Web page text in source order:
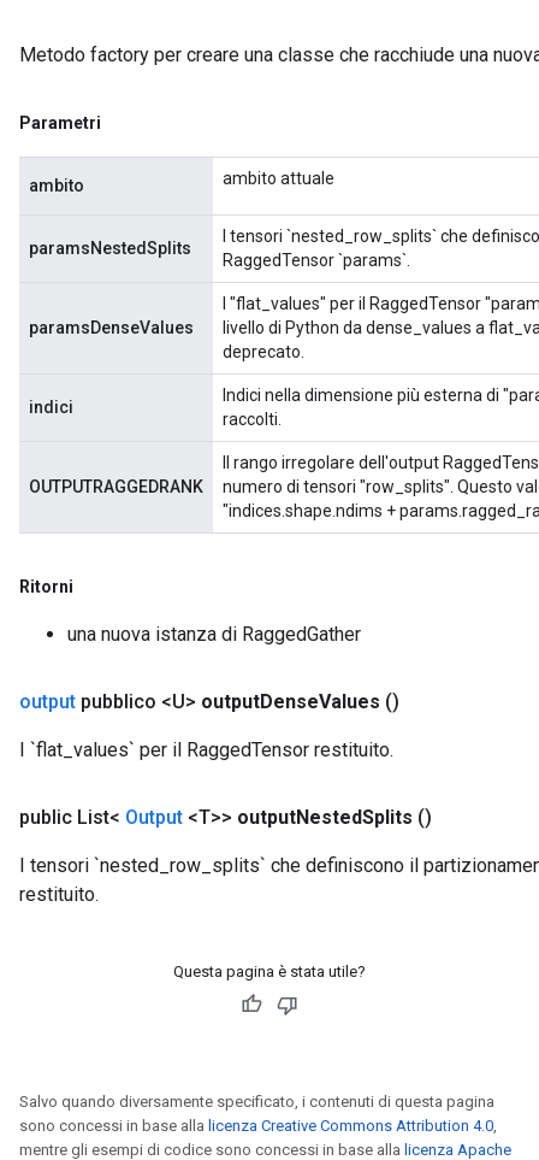
Metodo factory per creare una classe che racchiude una
Parametri
ambito ambito attuale
paramsNestedSplits
I tensori `nested_row_splits` che
RaggedTensor `params`.
paramsDenseValues
I "flat_values" per il RaggedTensor
livello di Python da dense_values ​​a
deprecato.
indici
Indici nella dimensione più esterna di
raccolti.
OUTPUTRAGGEDRANK
Il rango irregolare dell'output
numero di tensori "row_splits". Questo
"indices.shape.ndims +
Ritorni
una nuova istanza di RaggedGather
output pubblico <U> outputDenseValues ​​()
I `flat_values` per il RaggedTensor restituito.
public List< Output <T>> outputNestedSplits ()
I tensori `nested_row_splits` che definiscono il
restituito.
Questa pagina è stata utile?
Salvo quando diversamente specificato, i contenuti di questa pagina
sono concessi in base alla licenza Creative Commons Attribution 4.0,
mentre gli esempi di codice sono concessi in base alla licenza Apache